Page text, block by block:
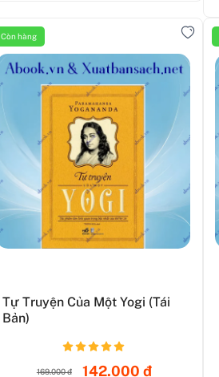
Còn hàng
Tự Truyện Của Một Yogi (Tái
Bản)
169.000 đ 142.000 đ